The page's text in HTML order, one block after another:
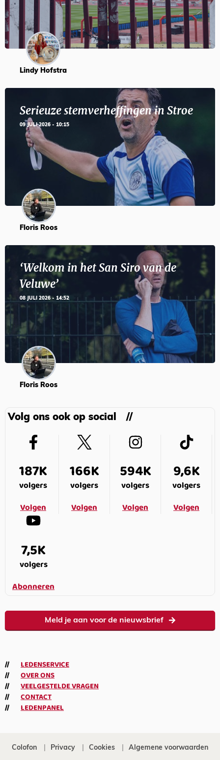
Lindy Hofstra
Serieuze stemverheffingen in Stroe
09 JULI 2026 - 10:15
Floris Roos
‘Welkom in het San Siro van de
Veluwe’
08 JULI 2026 - 14:52
Floris Roos
Volg ons ook op social
187K
volgers
Volgen
166K
volgers
Volgen
594K
volgers
Volgen
9,6K
volgers
Volgen
7,5K
volgers
Abonneren
Meld je aan voor de nieuwsbrief
LEDENSERVICE
OVER ONS
VEELGESTELDE VRAGEN
CONTACT
LEDENPANEL
Colofon Privacy Cookies Algemene voorwaarden